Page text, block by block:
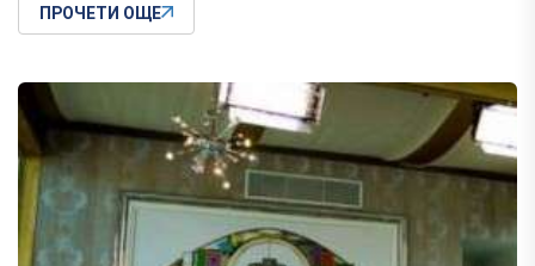
ПРОЧЕТИ ОЩЕ